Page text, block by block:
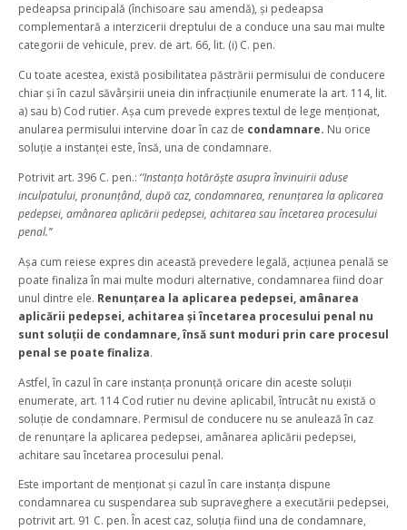
pedeapsa principală (închisoare sau amendă), și pedeapsa
complementară a interzicerii dreptului de a conduce una sau mai multe
categorii de vehicule, prev. de art. 66, lit. (i) C. pen.
Cu toate acestea, există posibilitatea păstrării permisului de conducere
chiar și în cazul săvârșirii uneia din infracțiunile enumerate la art. 114, lit.
a) sau b) Cod rutier. Așa cum prevede expres textul de lege menționat,
anularea permisului intervine doar în caz de condamnare. Nu orice
soluție a instanței este, însă, una de condamnare.
Potrivit art. 396 C. pen.: ‘’Instanța hotărăște asupra învinuirii aduse
inculpatului, pronunțând, după caz, condamnarea, renunțarea la aplicarea
pedepsei, amânarea aplicării pedepsei, achitarea sau încetarea procesului
penal.’’
Așa cum reiese expres din această prevedere legală, acțiunea penală se
poate finaliza în mai multe moduri alternative, condamnarea fiind doar
unul dintre ele. Renunțarea la aplicarea pedepsei, amânarea
aplicării pedepsei, achitarea și încetarea procesului penal nu
sunt soluții de condamnare, însă sunt moduri prin care procesul
penal se poate finaliza.
Astfel, în cazul în care instanța pronunță oricare din aceste soluții
enumerate, art. 114 Cod rutier nu devine aplicabil, întrucât nu există o
soluție de condamnare. Permisul de conducere nu se anulează în caz
de renunțare la aplicarea pedepsei, amânarea aplicării pedepsei,
achitare sau încetarea procesului penal.
Este important de menționat și cazul în care instanța dispune
condamnarea cu suspendarea sub supraveghere a executării pedepsei,
potrivit art. 91 C. pen. În acest caz, soluția fiind una de condamnare,